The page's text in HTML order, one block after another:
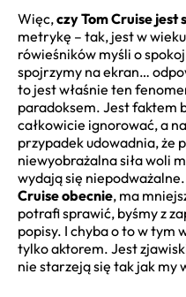
Więc,czy Tom Cruise jest
metrykę – tak, jest w
rówieśników myśli o
spojrzymy na ekran…
to jest właśnie ten
paradoksem. Jest faktem
całkowicie ignorować, a
przypadek udowadnia, że
niewyobrażalna siła woli
wydają się
Cruise obecnie, ma
potrafi sprawić, byśmy z
popisy. I chyba o to w tym
tylko aktorem. Jest
nie starzeją się tak jak my